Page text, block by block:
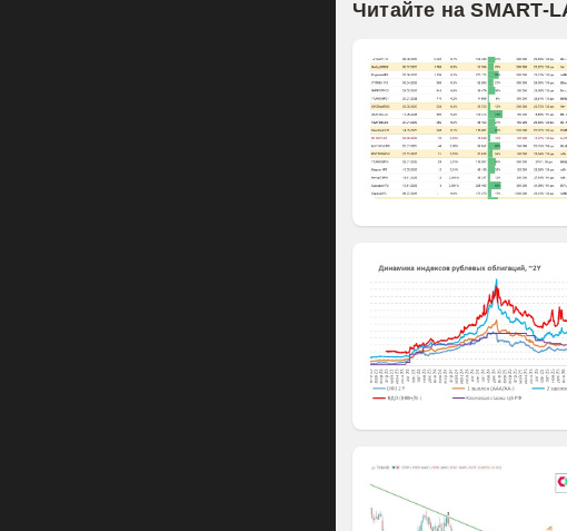
Читайте на SMART-